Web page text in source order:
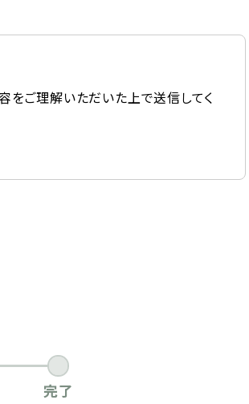
をご理解いただいた上で送信してく
完了